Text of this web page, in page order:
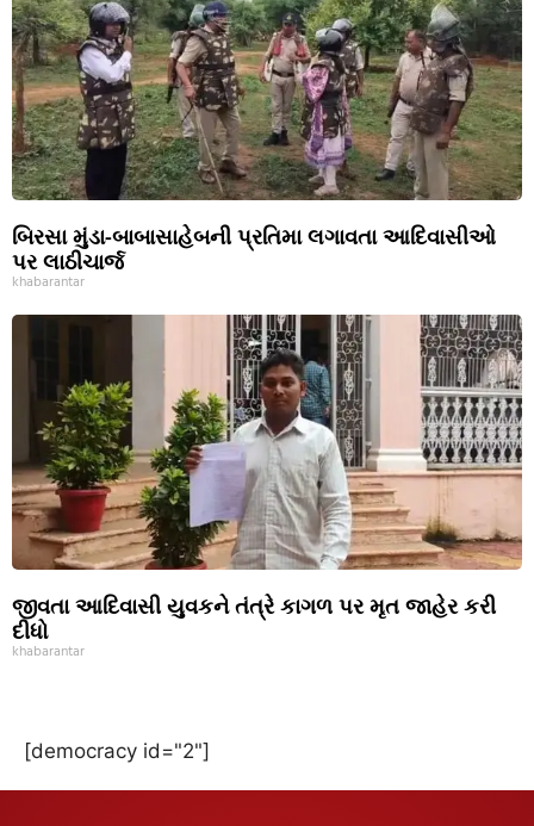
બિરસા મુંડા-બાબાસાહેબની પ્રતિમા લગાવતા આદિવાસીઓ
પર લાઠીચાર્જ
khabarantar
જીવતા આદિવાસી યુવકને તંત્રે કાગળ પર મૃત જાહેર કરી
દીધો
khabarantar
[democracy id="2"]